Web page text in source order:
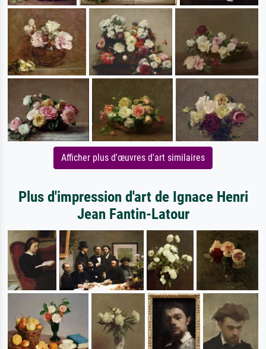
Afficher plus d'œuvres d'art similaires
Plus d'impression d'art de Ignace Henri
Jean Fantin-Latour